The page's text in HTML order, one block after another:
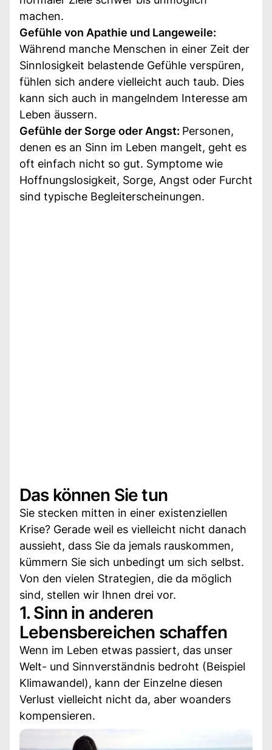
machen.
Gefühle von Apathie und Langeweile:
Während manche Menschen in einer Zeit der
Sinnlosigkeit belastende Gefühle verspüren,
fühlen sich andere vielleicht auch taub. Dies
kann sich auch in mangelndem Interesse am
Leben äussern.
Gefühle der Sorge oder Angst: Personen,
denen es an Sinn im Leben mangelt, geht es
oft einfach nicht so gut. Symptome wie
Hoffnungslosigkeit, Sorge, Angst oder Furcht
sind typische Begleiterscheinungen.
Das können Sie tun
Sie stecken mitten in einer existenziellen
Krise? Gerade weil es vielleicht nicht danach
aussieht, dass Sie da jemals rauskommen,
kümmern Sie sich unbedingt um sich selbst.
Von den vielen Strategien, die da möglich
sind, stellen wir Ihnen drei vor.
1. Sinn in anderen
Lebensbereichen schaffen
Wenn im Leben etwas passiert, das unser
Welt- und Sinnverständnis bedroht (Beispiel
Klimawandel), kann der Einzelne diesen
Verlust vielleicht nicht da, aber woanders
kompensieren.